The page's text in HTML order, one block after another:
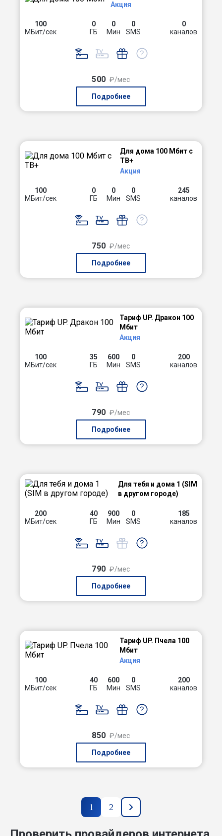
Акция
100
МБит/сек
0
ГБ
0
Мин
0
SMS
0
каналов
500 ₽/мес
Подробнее
Для дома 100 Мбит с
ТВ+
Акция
100
МБит/сек
0
ГБ
0
Мин
0
SMS
245
каналов
750 ₽/мес
Подробнее
Тариф UP. Дракон 100
Мбит
Акция
100
МБит/сек
35
ГБ
600
Мин
0
SMS
200
каналов
790 ₽/мес
Подробнее
Для тебя и дома 1 (SIM
в другом городе)
200
МБит/сек
40
ГБ
900
Мин
0
SMS
185
каналов
790 ₽/мес
Подробнее
Тариф UP. Пчела 100
Мбит
Акция
100
МБит/сек
40
ГБ
600
Мин
0
SMS
200
каналов
850 ₽/мес
Подробнее
1 2